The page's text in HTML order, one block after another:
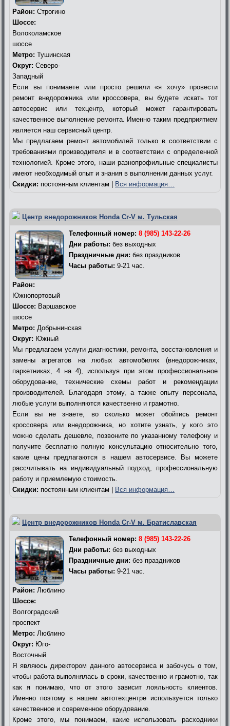
Район: Строгино
Шоссе:
Волоколамское
шоссе
Метро: Тушинская
Округ: Северо-
Западный
Если вы понимаете или просто решили «я хочу» провести
ремонт внедорожника или кроссовера, вы будете искать тот
автосервис или техцентр, который может гарантировать
качественное выполнение ремонта. Именно таким предприятием
является наш сервисный центр.
Мы предлагаем ремонт автомобилей только в соответствии с
требованиями производителя и в соответствии с определенной
технологией. Кроме этого, наши разнопрофильные специалисты
имеют необходимый опыт и знания в выполнении данных услуг.
Скидки: постоянным клиентам | Вся информация…
Центр внедорожников Honda Cr-V м. Тульская
Телефонный номер: 8 (985) 143-22-26
Дни работы: без выходных
Праздничные дни: без праздников
Часы работы: 9-21 час.
Район:
Южнопортовый
Шоссе: Варшавское
шоссе
Метро: Добрынинская
Округ: Южный
Мы предлагаем услуги диагностики, ремонта, восстановления и
замены агрегатов на любых автомобилях (внедорожниках,
паркетниках, 4 на 4), используя при этом профессиональное
оборудование, технические схемы работ и рекомендации
производителей. Благодаря этому, а также опыту персонала,
любые услуги выполняются качественно и грамотно.
Если вы не знаете, во сколько может обойтись ремонт
кроссовера или внедорожника, но хотите узнать, у кого это
можно сделать дешевле, позвоните по указанному телефону и
получите бесплатно полную консультацию относительно того,
какие цены предлагаются в нашем автосервисе. Вы можете
рассчитывать на индивидуальный подход, профессиональную
работу и приемлемую стоимость.
Скидки: постоянным клиентам | Вся информация…
Центр внедорожников Honda Cr-V м. Братиславская
Телефонный номер: 8 (985) 143-22-26
Дни работы: без выходных
Праздничные дни: без праздников
Часы работы: 9-21 час.
Район: Люблино
Шоссе:
Волгоградский
проспект
Метро: Люблино
Округ: Юго-
Восточный
Я являюсь директором данного автосервиса и забочусь о том,
чтобы работа выполнялась в сроки, качественно и грамотно, так
как я понимаю, что от этого зависит лояльность клиентов.
Именно поэтому в нашем автотехцентре используется только
качественное и современное оборудование.
Кроме этого, мы понимаем, какие использовать расходники